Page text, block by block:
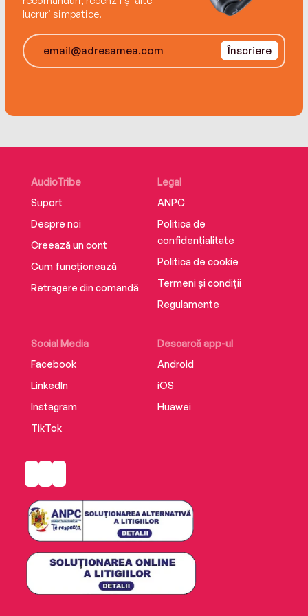
lucruri simpatice.
Înscriere
AudioTribe
Suport
Despre noi
Creează un cont
Cum funcționează
Retragere din comandă
Social Media
Facebook
LinkedIn
Instagram
TikTok
Descarcă app-ul
Android
iOS
Huawei
Legal
ANPC
Politica de
confidențialitate
Politica de cookie
Termeni și condiții
Regulamente